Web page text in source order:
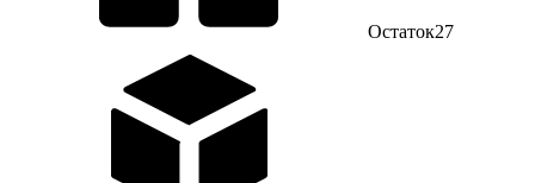
Остаток27